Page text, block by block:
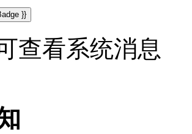
}}
查看系统消息